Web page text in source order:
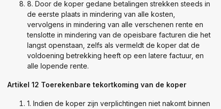
8. Door de koper gedane betalingen strekken steeds in
de eerste plaats in mindering van alle kosten,
vervolgens in mindering van alle verschenen rente en
tenslotte in mindering van de opeisbare facturen die het
langst openstaan, zelfs als vermeldt de koper dat de
voldoening betrekking heeft op een latere factuur, en
alle lopende rente.
Artikel 12 Toerekenbare tekortkoming van de koper
1. Indien de koper zijn verplichtingen niet nakomt binnen